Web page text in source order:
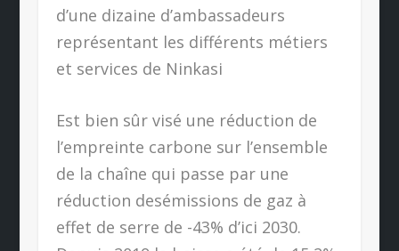
d’une dizaine d’ambassadeurs
représentant les différents métiers
et services de Ninkasi
Est bien sûr visé une réduction de
l’empreinte carbone sur l’ensemble
de la chaîne qui passe par une
réduction desémissions de gaz à
effet de serre de -43% d’ici 2030.